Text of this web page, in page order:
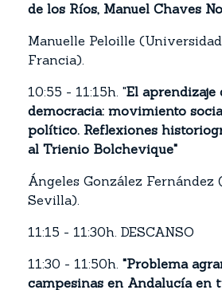
de los Ríos, Manuel Chaves
Manuelle Peloille
Francia).
10:55 - 11:15h. "El aprendizaje
democracia: movimiento
político. Reflexiones
al Trienio Bolchevique"
Ángeles González Fernández
Sevilla).
11:15 - 11:30h. DESCANSO
11:30 - 11:50h. "Problema
campesinas en Andalucía en